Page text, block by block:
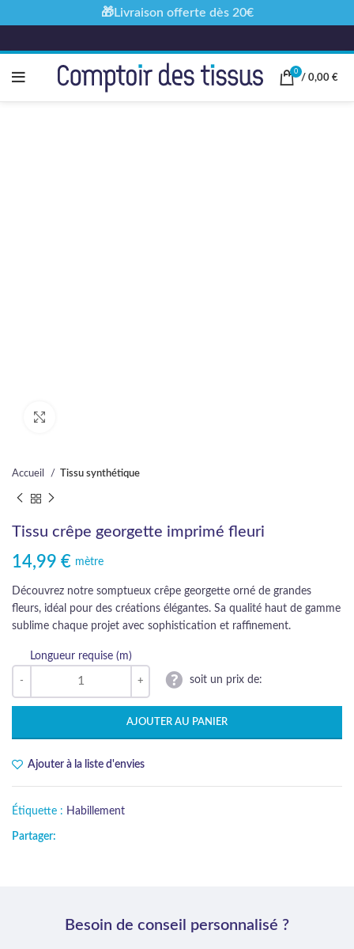
0
/ 0,00 €
Accueil Tissu synthétique
Tissu crêpe georgette imprimé fleuri
14,99 € mètre
Découvrez notre somptueux crêpe georgette orné de grandes
fleurs, idéal pour des créations élégantes. Sa qualité haut de gamme
sublime chaque projet avec sophistication et raffinement.
Longueur requise (m)
soit un prix de:
AJOUTER AU PANIER
Ajouter à la liste d'envies
Étiquette : Habillement
Partager:
Besoin de conseil personnalisé ?
🎁Livraison offerte dès 20€